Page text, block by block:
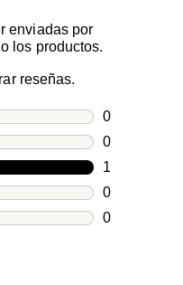
enviadas por
los productos.
reseñas.
0
0 reseñas
0
0 reseñas
1
1 reseña
0
0 reseñas
0